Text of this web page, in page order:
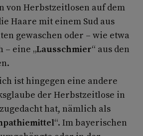
von Herbstzeitlosen auf dem
Haare mit einem Sud aus
gewaschen oder – wie etwa
– eine „Lausschmier“ aus den
ist hingegen eine andere
der Herbstzeitlose in
hat, nämlich als
“. Im bayerischen